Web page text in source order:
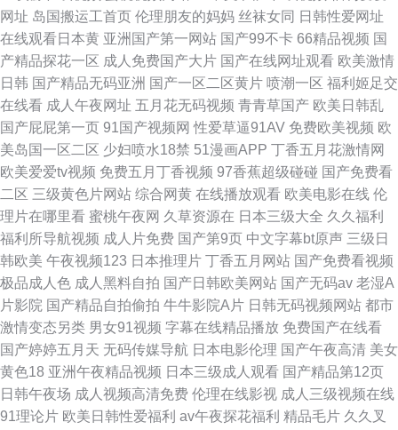
网址 岛国搬运工首页 伦理朋友的妈妈 丝袜女同 日韩性爱网址
在线观看日本黄 亚洲国产第一网站 国产99不卡 66精品视频 国
产精品探花一区 成人免费国产大片 国产在线网址观看 欧美激情
日韩 国产精品无码亚洲 国产一区二区黄片 喷潮一区 福利姬足交
在线看 成人午夜网址 五月花无码视频 青青草国产 欧美日韩乱
国产屁屁第一页 91国产视频网 性爱草逼91AV 免费欧美视频 欧
美岛国一区二区 少妇喷水18禁 51漫画APP 丁香五月花激情网
欧美爱爱tv视频 免费五月丁香视频 97香蕉超级碰碰 国产免费看
二区 三级黄色片网站 综合网黄 在线播放观看 欧美电影在线 伦
理片在哪里看 蜜桃午夜网 久草资源在 日本三级大全 久久福利
福利所导航视频 成人片免费 国产第9页 中文字幕bt原声 三级日
韩欧美 午夜视频123 日本推理片 丁香五月网站 国产免费看视频
极品成人色 成人黑料自拍 国产日韩欧美网站 国产无码av 老湿A
片影院 国产精品自拍偷拍 牛牛影院A片 日韩无码视频网站 都市
激情变态另类 男女91视频 字幕在线精品播放 免费国产在线看
国产婷婷五月天 无码传媒导航 日本电影伦理 国产午夜高清 美女
黄色18 亚洲午夜精品视频 日本三级成人观看 国产精品第12页
日韩午夜场 成人视频高清免费 伦理在线影视 成人三级视频在线
91理论片 欧美日韩性爱福利 av午夜探花福利 精品毛片 久久叉